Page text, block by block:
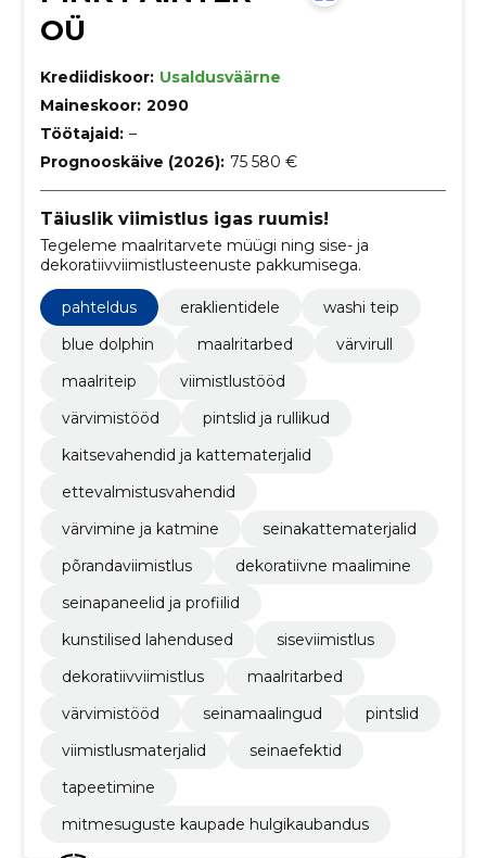
OÜ
Krediidiskoor: Usaldusväärne
Maineskoor: 2090
Töötajaid: –
Prognooskäive (2026): 75 580 €
Täiuslik viimistlus igas ruumis!
Tegeleme maalritarvete müügi ning sise- ja
dekoratiivviimistlusteenuste pakkumisega.
pahteldus eraklientidele
washi teip
blue dolphin
maalritarbed
värvirull
maalriteip
viimistlustööd
värvimistööd
pintslid ja rullikud
kaitsevahendid ja kattematerjalid
ettevalmistusvahendid
värvimine ja katmine
seinakattematerjalid
põrandaviimistlus
dekoratiivne maalimine
seinapaneelid ja profiilid
kunstilised lahendused
siseviimistlus
dekoratiivviimistlus
maalritarbed
värvimistööd
seinamaalingud
pintslid
viimistlusmaterjalid
seinaefektid
tapeetimine
mitmesuguste kaupade hulgikaubandus